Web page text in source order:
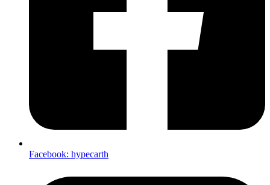
Facebook: hypecarth